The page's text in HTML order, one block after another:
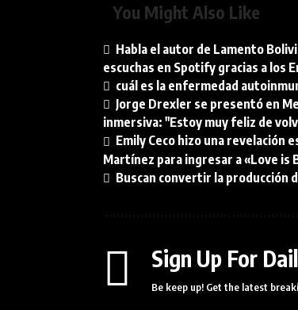
You Might Also Like
Habla el autor de Lamento
escuchas en Spotify gracias a los
cuál es la enfermedad
Jorge Drexler se presentó en
inmersiva: "Estoy muy feliz de
Emily Ceco hizo una revelación
Martínez para ingresar a «Love is
Buscan convertir la producción
Sign Up For
Be keep up! Get the latest